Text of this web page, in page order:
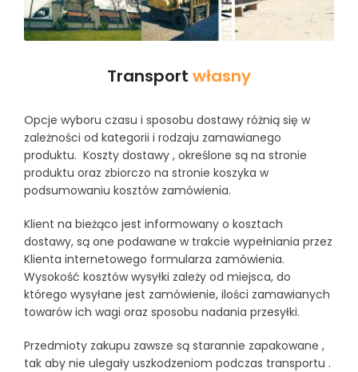
Transport własny
Opcje wyboru czasu i sposobu dostawy różnią się w
zależności od kategorii i rodzaju zamawianego
produktu. Koszty dostawy , określone są na stronie
produktu oraz zbiorczo na stronie koszyka w
podsumowaniu kosztów zamówienia.
Klient na bieżąco jest informowany o kosztach
dostawy, są one podawane w trakcie wypełniania przez
Klienta internetowego formularza zamówienia.
Wysokość kosztów wysyłki zależy od miejsca, do
którego wysyłane jest zamówienie, ilości zamawianych
towarów ich wagi oraz sposobu nadania przesyłki.
Przedmioty zakupu zawsze są starannie zapakowane ,
tak aby nie ulegały uszkodzeniom podczas transportu .